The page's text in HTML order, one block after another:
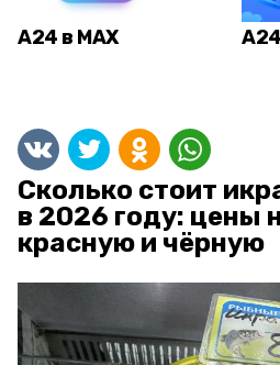
А24 в MAX
Сколько стоит
в 2026 году: цены
красную и чёрную